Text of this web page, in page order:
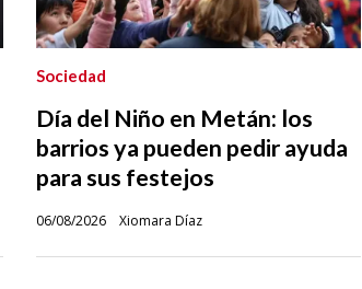
Día del Niño en Metán: los
barrios ya pueden pedir ayuda
para sus festejos
Xiomara Díaz
Sociedad
06/08/2026